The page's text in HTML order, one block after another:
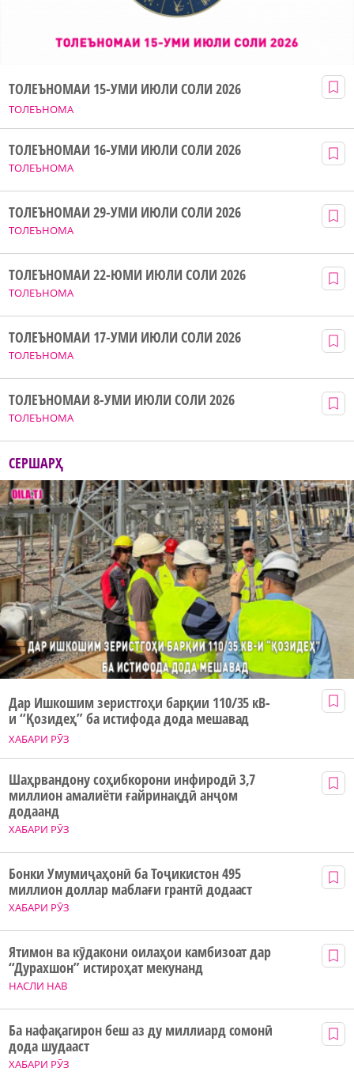
ТОЛЕЪНОМА
ТОЛЕЪНОМАИ 15-УМИ ИЮЛИ СОЛИ 2026
ТОЛЕЪНОМА
ТОЛЕЪНОМАИ 16-УМИ ИЮЛИ СОЛИ 2026
ТОЛЕЪНОМА
ТОЛЕЪНОМАИ 29-УМИ ИЮЛИ СОЛИ 2026
ТОЛЕЪНОМА
ТОЛЕЪНОМАИ 22-ЮМИ ИЮЛИ СОЛИ 2026
ТОЛЕЪНОМА
ТОЛЕЪНОМАИ 17-УМИ ИЮЛИ СОЛИ 2026
ТОЛЕЪНОМА
ТОЛЕЪНОМАИ 8-УМИ ИЮЛИ СОЛИ 2026
СЕРШАРҲ
ХАБАРИ РӮЗ
Дар Ишкошим зеристгоҳи барқии 110/35 кВ-
и “Қозидеҳ” ба истифода дода мешавад
ХАБАРИ РӮЗ
Шаҳрвандону соҳибкорони инфиродӣ 3,7
миллион амалиёти ғайринақдӣ анҷом
додаанд
ХАБАРИ РӮЗ
Бонки Умумиҷаҳонӣ ба Тоҷикистон 495
миллион доллар маблағи грантӣ додааст
НАСЛИ НАВ
Ятимон ва кӯдакони оилаҳои камбизоат дар
“Дурахшон” истироҳат мекунанд
ХАБАРИ РӮЗ
Ба нафақагирон беш аз ду миллиард сомонӣ
дода шудааст